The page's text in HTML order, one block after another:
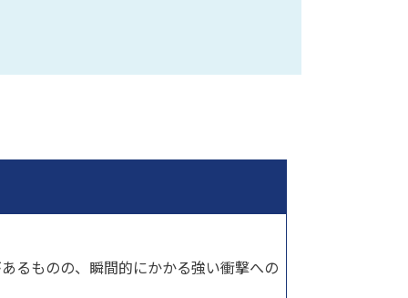
るものの、瞬間的にかかる強い衝撃への